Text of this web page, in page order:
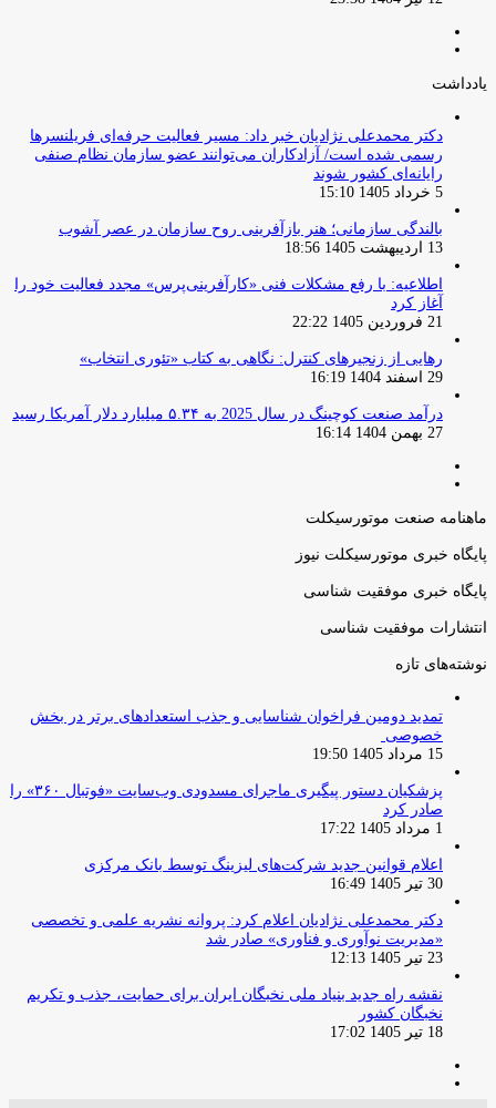
یادداشت
دکتر محمدعلی نژادیان خبر داد: مسیر فعالیت حرفه‌ای فریلنسرها
رسمی شده است/ آزادکاران می‌توانند عضو سازمان نظام صنفی
رایانه‌ای کشور شوند
5 خرداد 1405 15:10
بالندگی سازمانی؛ هنر بازآفرینی روح سازمان در عصر آشوب
13 اردیبهشت 1405 18:56
اطلاعیه: با رفع مشکلات فنی «کارآفرینی‌پرس» مجدد فعالیت خود را
آغاز کرد
21 فروردین 1405 22:22
رهایی از زنجیرهای کنترل: نگاهی به کتاب «تئوری انتخاب»
29 اسفند 1404 16:19
درآمد صنعت کوچینگ در سال 2025 به ۵.۳۴ میلیارد دلار آمریکا رسید
27 بهمن 1404 16:14
ماهنامه صنعت موتورسیکلت
پایگاه خبری موتورسیکلت نیوز
پایگاه خبری موفقیت شناسی
انتشارات موفقیت شناسی
نوشته‌های تازه
تمدید دومین فراخوان شناسایی و جذب استعدادهای برتر در بخش
خصوصی
15 مرداد 1405 19:50
پزشکیان دستور پیگیری ماجرای مسدودی وب‌سایت «فوتبال ۳۶۰» را
صادر کرد
1 مرداد 1405 17:22
اعلام قوانین جدید شرکت‌های لیزینگ توسط بانک مرکزی
30 تیر 1405 16:49
دکتر محمدعلی نژادیان اعلام کرد: پروانه نشریه علمی و تخصصی
«مدیریت نوآوری و فناوری» صادر شد
23 تیر 1405 12:13
نقشه راه جدید بنیاد ملی نخبگان ایران برای حمایت، جذب و تکریم
نخبگان کشور
18 تیر 1405 17:02